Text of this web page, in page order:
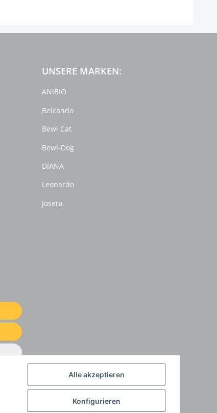
UNSERE MARKEN:
ANIBIO
Belcando
Bewi Cat
Bewi-Dog
DIANA
Leonardo
Josera
Alle akzeptieren
Konfigurieren